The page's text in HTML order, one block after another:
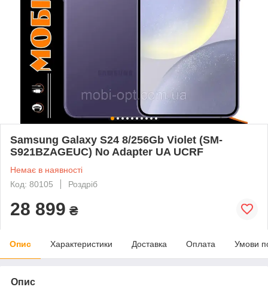
Samsung Galaxy S24 8/256Gb Violet (SM-
S921BZAGEUC) No Adapter UA UCRF
Немає в наявності
Код: 80105
Роздріб
28 899 ₴
Опис Характеристики Доставка Оплата Умови
Опис